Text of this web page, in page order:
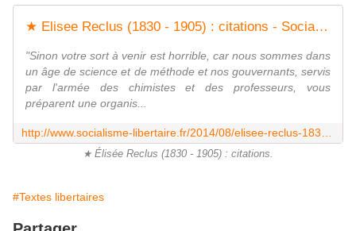
★ Elisee Reclus (1830 - 1905) : citations - Socialisme libertaire
"Sinon votre sort à venir est horrible, car nous sommes dans
un âge de science et de méthode et nos gouvernants, servis
par l'armée des chimistes et des professeurs, vous
préparent une organis...
★ Élisée Reclus (1830 - 1905) : citations.
#Textes libertaires